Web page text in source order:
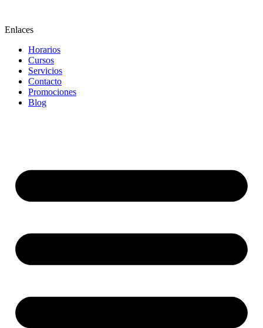
Enlaces
Horarios
Cursos
Servicios
Contacto
Promociones
Blog